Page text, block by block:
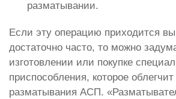
разматывании.
Если эту операцию приходится
достаточно часто, то можно
изготовлении или покупке
приспособления, которое
разматывания АСП.